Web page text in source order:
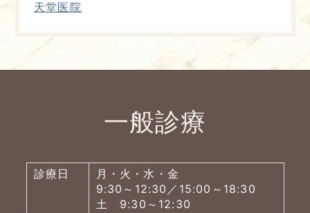
天堂医院
一般診療
診療日
月・火・水・金
9:30～12:30／15:00～18:30
土 9:30～12:30